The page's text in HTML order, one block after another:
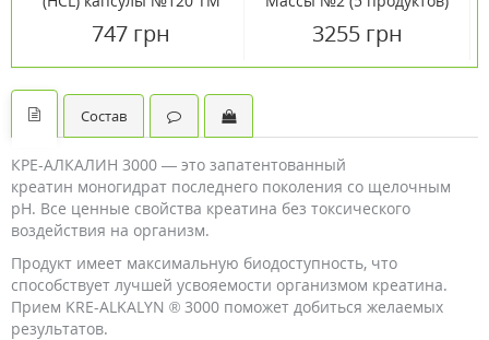
747 грн 3255 грн
Состав
КРЕ-АЛКАЛИН 3000 — это запатентованный
креатин моногидрат последнего поколения со щелочным
pH. Все ценные свойства креатина без токсического
воздействия на организм.
Продукт имеет максимальную биодоступность, что
способствует лучшей усвояемости организмом креатина.
Прием KRE-ALKALYN ® 3000 поможет добиться желаемых
результатов.